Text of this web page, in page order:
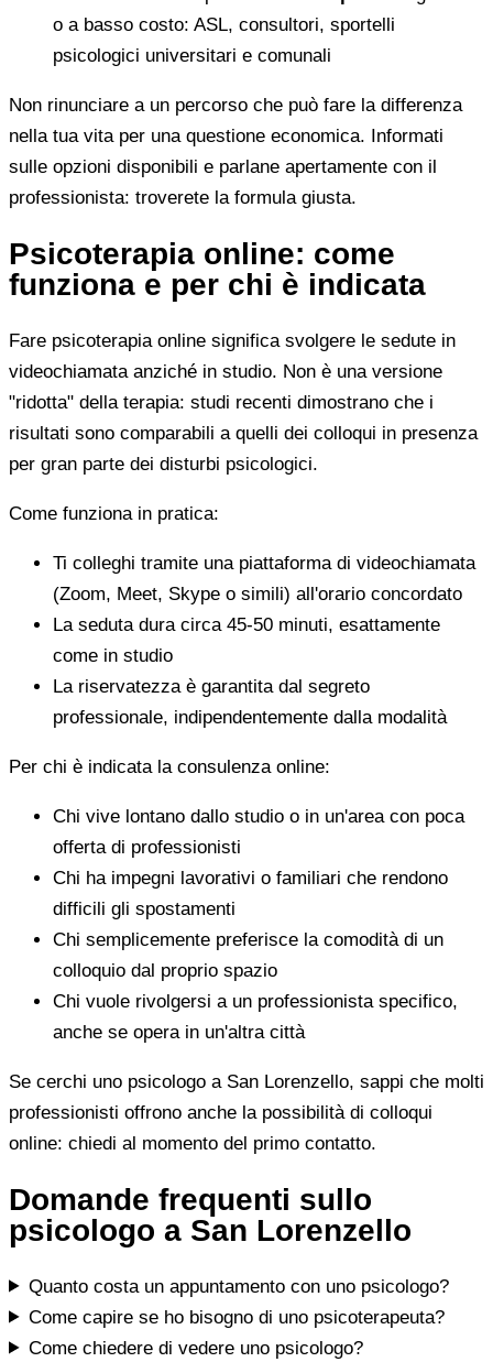
o a basso costo: ASL, consultori, sportelli
psicologici universitari e comunali
Non rinunciare a un percorso che può fare la differenza
nella tua vita per una questione economica. Informati
sulle opzioni disponibili e parlane apertamente con il
professionista: troverete la formula giusta.
Psicoterapia online: come
funziona e per chi è indicata
Fare psicoterapia online significa svolgere le sedute in
videochiamata anziché in studio. Non è una versione
"ridotta" della terapia: studi recenti dimostrano che i
risultati sono comparabili a quelli dei colloqui in presenza
per gran parte dei disturbi psicologici.
Come funziona in pratica:
Ti colleghi tramite una piattaforma di videochiamata
(Zoom, Meet, Skype o simili) all'orario concordato
La seduta dura circa 45-50 minuti, esattamente
come in studio
La riservatezza è garantita dal segreto
professionale, indipendentemente dalla modalità
Per chi è indicata la consulenza online:
Chi vive lontano dallo studio o in un'area con poca
offerta di professionisti
Chi ha impegni lavorativi o familiari che rendono
difficili gli spostamenti
Chi semplicemente preferisce la comodità di un
colloquio dal proprio spazio
Chi vuole rivolgersi a un professionista specifico,
anche se opera in un'altra città
Se cerchi uno psicologo a San Lorenzello, sappi che molti
professionisti offrono anche la possibilità di colloqui
online: chiedi al momento del primo contatto.
Domande frequenti sullo
psicologo a San Lorenzello
Quanto costa un appuntamento con uno psicologo?
Come capire se ho bisogno di uno psicoterapeuta?
Come chiedere di vedere uno psicologo?